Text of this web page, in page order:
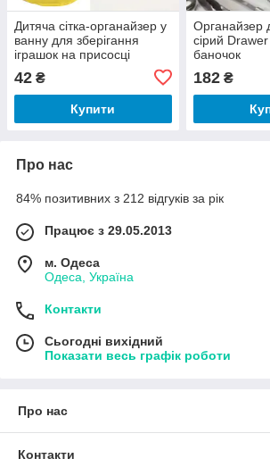
Дитяча сітка-органайзер у
ванну для зберігання
іграшок на присосці
42 ₴
Купити
Органайзер
сірий
баночок
182₴
Про нас
84% позитивних з 212 відгуків за рік
Працює з 29.05.2013
м. Одеса
Одеса, Україна
Контакти
Сьогодні вихідний
Показати весь графік роботи
Про нас
Контакти